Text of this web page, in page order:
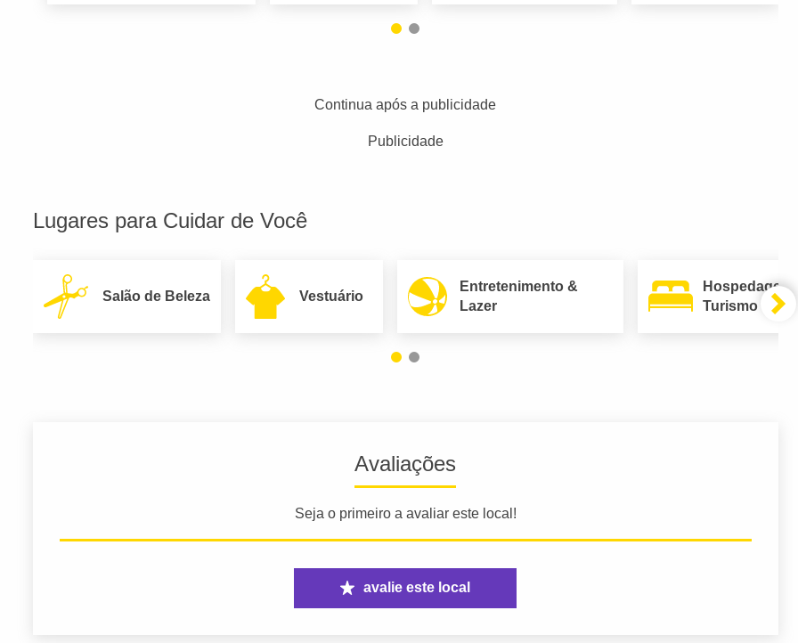
Continua após a publicidade
Publicidade
Lugares para Cuidar de Você
Salão de Beleza Vestuário
Entretenimento &
Lazer
Hospedagem
Turismo
Avaliações
Seja o primeiro a avaliar este local!
avalie este local